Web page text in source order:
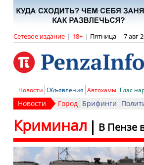
Сетевое издание | 18+ | Пятница | 7 авг
Новости Объявления Автохамы Глас
Новости Город Брифинги
В Пензе
Криминал